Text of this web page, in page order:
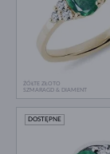
ŻÓŁTE ZŁOTO
SZMARAGD & DIAMENT
DOSTĘPNE